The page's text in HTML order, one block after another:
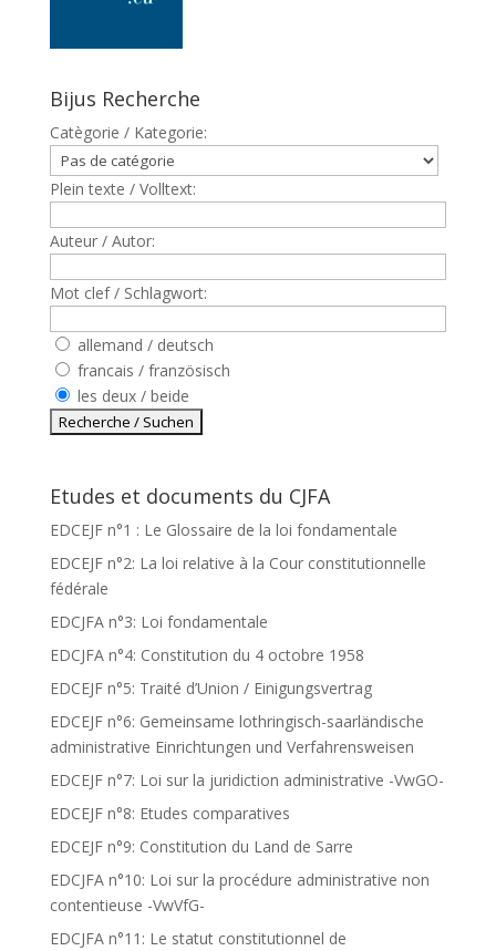
Bijus Recherche
Catègorie / Kategorie:
Plein texte / Volltext:
Auteur / Autor:
Mot clef / Schlagwort:
allemand / deutsch
francais / französisch
les deux / beide
Etudes et documents du CJFA
EDCEJF n°1 : Le Glossaire de la loi fondamentale
EDCEJF n°2: La loi relative à la Cour constitutionnelle
fédérale
EDCJFA n°3: Loi fondamentale
EDCJFA n°4: Constitution du 4 octobre 1958
EDCEJF n°5: Traité d’Union / Einigungsvertrag
EDCEJF n°6: Gemeinsame lothringisch-saarländische
administrative Einrichtungen und Verfahrensweisen
EDCEJF n°7: Loi sur la juridiction administrative -VwGO-
EDCEJF n°8: Etudes comparatives
EDCEJF n°9: Constitution du Land de Sarre
EDCJFA n°10: Loi sur la procédure administrative non
contentieuse -VwVfG-
EDCJFA n°11: Le statut constitutionnel de